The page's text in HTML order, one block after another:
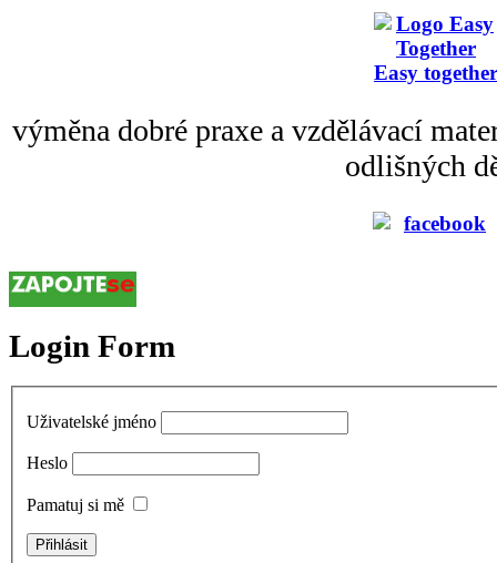
Easy together
výměna dobré praxe a vzdělávací
odlišných
Login Form
Uživatelské jméno
Heslo
Pamatuj si mě